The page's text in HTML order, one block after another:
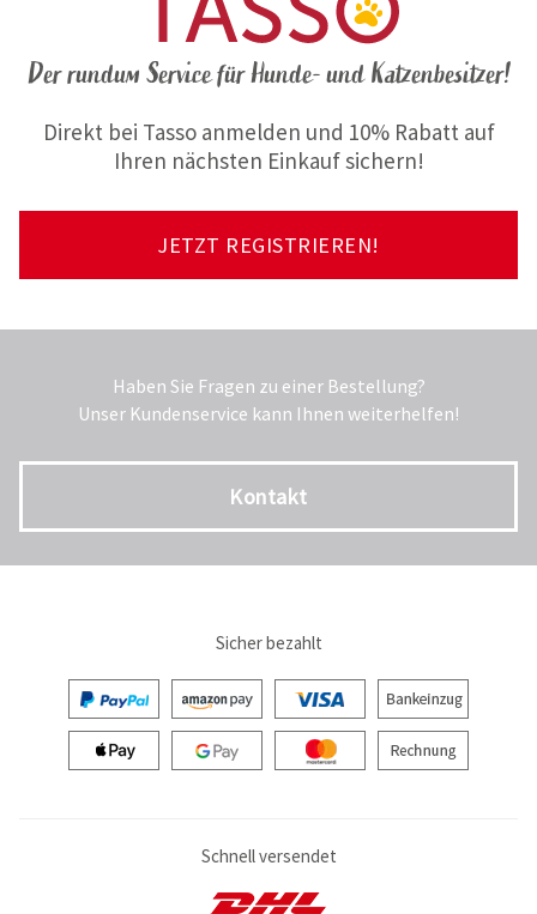
Der rundum Service für Hunde- und Katzenbesitzer!
Direkt bei Tasso anmelden und 10% Rabatt auf
Ihren nächsten Einkauf sichern!
JETZT REGISTRIEREN!
Haben Sie Fragen zu einer Bestellung?
Unser Kundenservice kann Ihnen weiterhelfen!
Kontakt
Sicher bezahlt
Schnell versendet